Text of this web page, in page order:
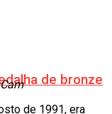
de bronze
de 1991, era